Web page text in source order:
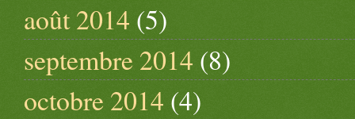
août 2014 (5)
septembre 2014 (8)
octobre 2014 (4)